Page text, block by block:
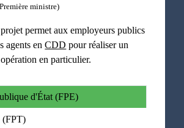
ministre)
permet aux employeurs publics
agents enCDD pour réaliser un
en particulier.
d'État (FPE)
(FPT)